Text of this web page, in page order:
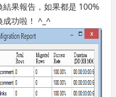
果報告，如果都是 100%
成功啦！ ^_^